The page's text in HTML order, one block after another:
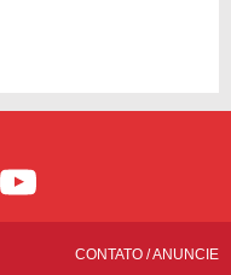
CONTATO /ANUNCIE